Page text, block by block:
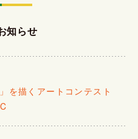
知らせ
を描くアートコンテスト